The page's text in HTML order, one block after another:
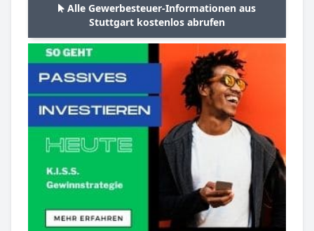
Alle Gewerbesteuer-Informationen aus
Stuttgart kostenlos abrufen